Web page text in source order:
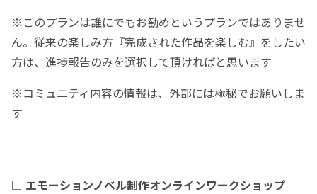
※このプランは誰にでもお勧めというプランではありませ
ん。従来の楽しみ方『完成された作品を楽しむ』をしたい
方は、進捗報告のみを選択して頂ければと思います
※コミュニティ内容の情報は、外部には極秘でお願いしま
す
□ エモーションノベル制作オンラインワークショップ